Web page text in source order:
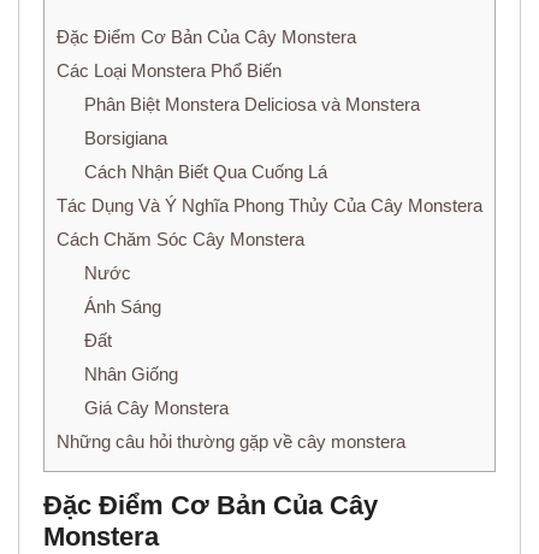
Đặc Điểm Cơ Bản Của Cây Monstera
Các Loại Monstera Phổ Biến
Phân Biệt Monstera Deliciosa và Monstera
Borsigiana
Cách Nhận Biết Qua Cuống Lá
Tác Dụng Và Ý Nghĩa Phong Thủy Của Cây Monstera
Cách Chăm Sóc Cây Monstera
Nước
Ánh Sáng
Đất
Nhân Giống
Giá Cây Monstera
Những câu hỏi thường gặp về cây monstera
Đặc Điểm Cơ Bản Của Cây
Monstera